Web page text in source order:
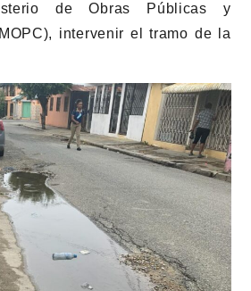
de Obras Públicas y
intervenir el tramo de la